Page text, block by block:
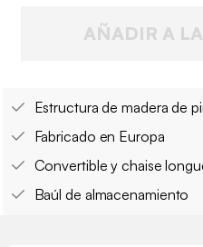
AÑADIR A
Estructura de madera de
Fabricado en Europa
Convertible y chaise
Baúl de almacenamiento